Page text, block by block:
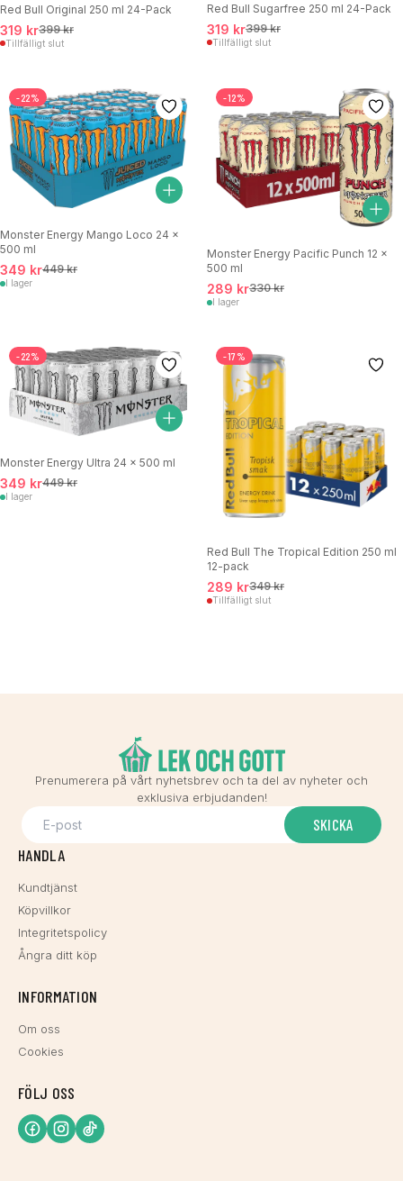
Red Bull Original 250 ml 24-Pack
319 kr399 kr
Tillfälligt slut
Red Bull Sugarfree 250 ml 24-Pack
319 kr399 kr
Tillfälligt slut
-22%
Monster Energy Mango Loco 24 x
500 ml
349 kr449 kr
I lager
-12%
Monster Energy Pacific Punch 12 x
500 ml
289 kr330 kr
I lager
-22%
Monster Energy Ultra 24 x 500 ml
349 kr449 kr
I lager
-17%
Red Bull The Tropical Edition 250 ml
12-pack
289 kr349 kr
Tillfälligt slut
Prenumerera på vårt nyhetsbrev och ta del av nyheter och
exklusiva erbjudanden!
SKICKA
HANDLA
Kundtjänst
Köpvillkor
Integritetspolicy
Ångra ditt köp
INFORMATION
Om oss
Cookies
FÖLJ OSS